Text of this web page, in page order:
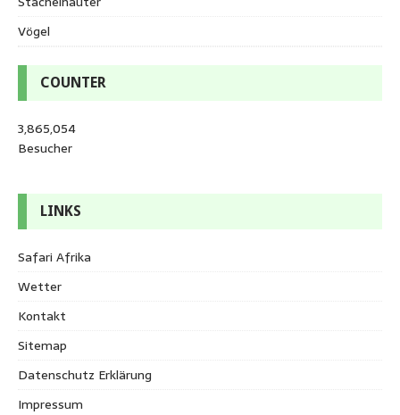
Vögel
COUNTER
3,865,054
Besucher
LINKS
Safari Afrika
Wetter
Kontakt
Sitemap
Datenschutz Erklärung
Impressum